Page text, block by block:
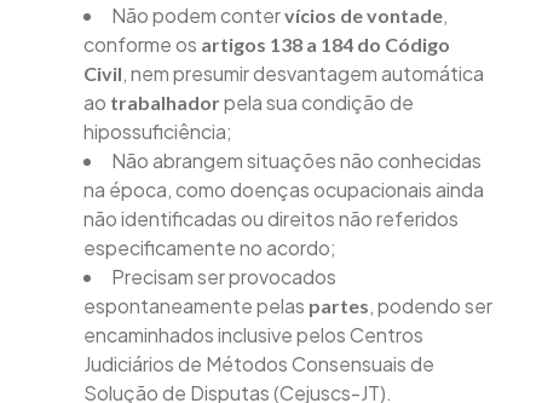
Não podem contervícios de vontade,
conforme os artigos 138 a 184 do Código
Civil, nem presumir desvantagem automática
ao trabalhadorpela sua condição de
hipossuficiência;
Não abrangem situações não conhecidas
na época, como doenças ocupacionais ainda
não identificadas ou direitos não referidos
especificamente no acordo;
Precisam ser provocados
espontaneamente pelas partes, podendo ser
encaminhados inclusive pelos Centros
Judiciários de Métodos Consensuais de
Solução de Disputas (Cejuscs-JT).